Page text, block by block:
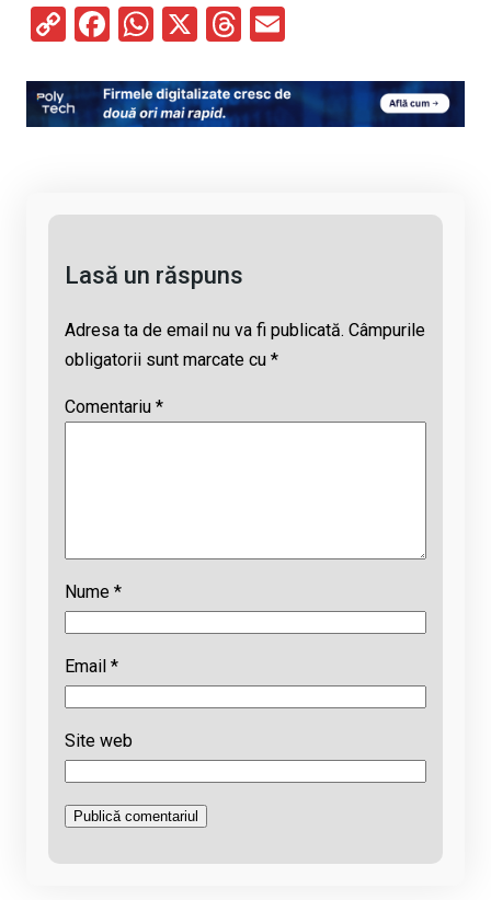
C
py
Li
F
ce
b
W
at
s
X
T
e
a
ail
Lasă un răspuns
Adresa ta de email nu va fi publicată. Câmpurile
obligatorii sunt marcate cu *
Comentariu *
Nume *
Email *
Site web